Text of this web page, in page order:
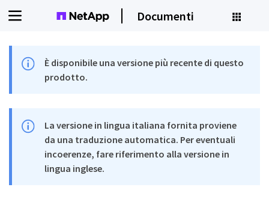
Documenti
È disponibile una versione più recente di questo
prodotto.
La versione in lingua italiana fornita proviene
da una traduzione automatica. Per eventuali
incoerenze, fare riferimento alla versione in
lingua inglese.